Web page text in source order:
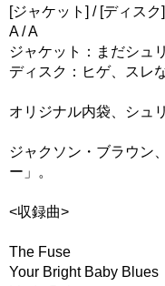
[ジャケット] / [ディスク
A / A
ジャケット：まだシュ
ディスク：ヒゲ、スレ
オリジナル内袋、シュ
ジャクソン・ブラウン
ー」。
<収録曲>
The Fuse
Your Bright Baby Blues